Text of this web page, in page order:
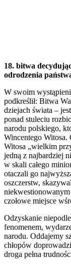
18. bitwa
odrodzenia
W swoim
podkreślił: Bitwa
dziejach świata –
ponad stuleciu
narodu polskiego,
Wincentego Witosa.
Witosa „wielkim
jedną z najbardziej
w skali całego
otaczali go
oszczerstw,
czołowe miejsce
Odzyskanie
fenomenem,
narodu. Oddajemy
chłopów
droga pełna